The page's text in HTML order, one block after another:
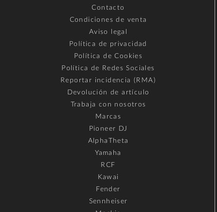
Contacto
Condiciones de venta
Aviso legal
Política de privacidad
Política de Cookies
Política de Redes Sociales
Reportar incidencia (RMA)
Devolución de artículo
Trabaja con nosotros
Marcas
Pioneer DJ
AlphaTheta
Yamaha
RCF
Kawai
Fender
Sennheiser